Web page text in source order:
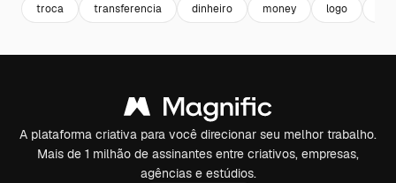
troca transferencia dinheiro money logo
A plataforma criativa para você direcionar seu melhor trabalho.
Mais de 1 milhão de assinantes entre criativos, empresas,
agências e estúdios.